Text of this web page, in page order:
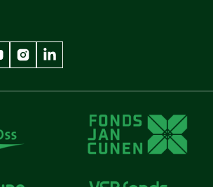
Museum Jan Cunen
Museum Jan Cunen
instagram Museum Jan Cunen
linkedin Museum Jan Cunen